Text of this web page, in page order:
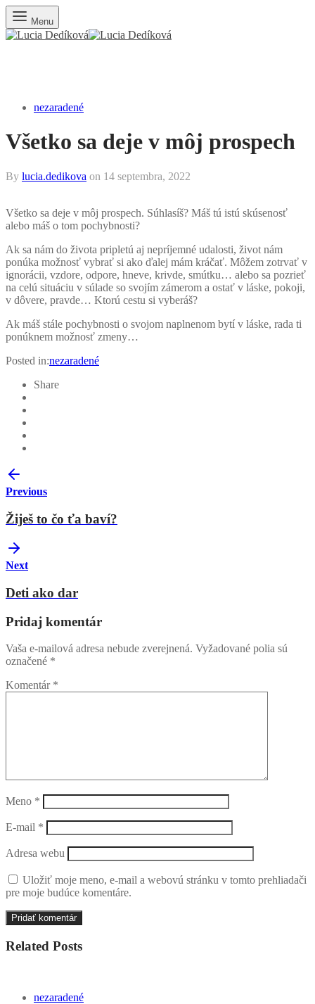
Menu
nezaradené
Všetko sa deje v môj prospech
By lucia.dedikova on 14 septembra, 2022
Všetko sa deje v môj prospech. Súhlasíš? Máš tú istú skúsenosť
alebo máš o tom pochybnosti?
Ak sa nám do života pripletú aj nepríjemné udalosti, život nám
ponúka možnosť vybrať si ako ďalej mám kráčať. Môžem zotrvať v
ignorácii, vzdore, odpore, hneve, krivde, smútku… alebo sa pozrieť
na celú situáciu v súlade so svojím zámerom a ostať v láske, pokoji,
v dôvere, pravde… Ktorú cestu si vyberáš?
Ak máš stále pochybnosti o svojom naplnenom bytí v láske, rada ti
ponúknem možnosť zmeny…
Posted in:nezaradené
Share
Previous
Žiješ to čo ťa baví?
Next
Deti ako dar
Pridaj komentár
Vaša e-mailová adresa nebude zverejnená. Vyžadované polia sú
označené *
Komentár *
Meno *
E-mail *
Adresa webu
Uložiť moje meno, e-mail a webovú stránku v tomto prehliadači
pre moje budúce komentáre.
Related Posts
nezaradené